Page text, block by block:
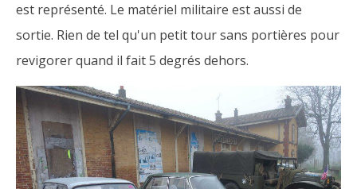
est représenté. Le matériel militaire est aussi de
sortie. Rien de tel qu'un petit tour sans portières pour
revigorer quand il fait 5 degrés dehors.